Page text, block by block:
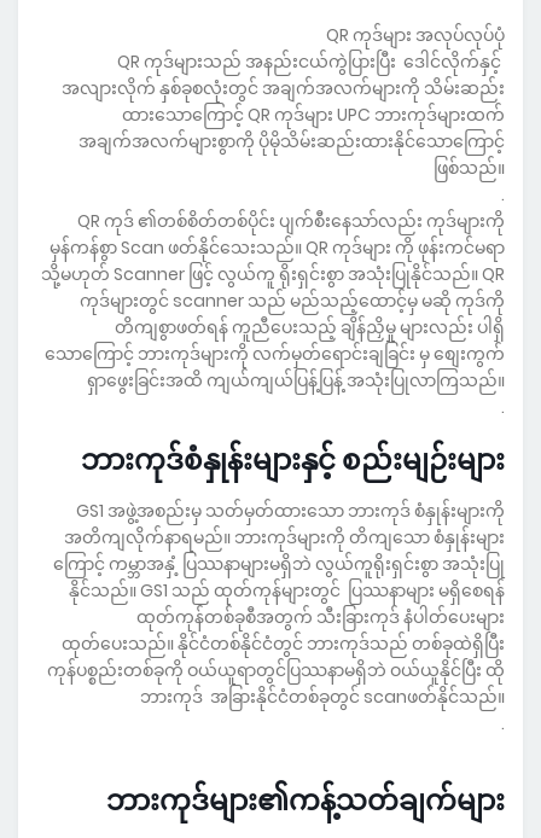
QR ကုဒ်များ အလုပ်လုပ်ပုံ
QR ကုဒ်များသည် အနည်းငယ်ကွဲပြားပြီး ဒေါင်လိုက်နှင့်
အလျားလိုက် နှစ်ခုစလုံးတွင် အချက်အလက်များကို သိမ်းဆည်း
ထားသောကြောင့် QR ကုဒ်များ UPC ဘားကုဒ်များထက်
အချက်အလက်များစွာကို ပိုမိုသိမ်းဆည်းထားနိုင်သောကြောင့်
ဖြစ်သည်။
.
QR ကုဒ် ၏တစ်စိတ်တစ်ပိုင်း ပျက်စီးနေသာ်လည်း ကုဒ်များကို
မှန်ကန်စွာ Scan ဖတ်နိုင်သေးသည်။ QR ကုဒ်များ ကို ဖုန်းကင်မရာ
သို့မဟုတ် Scanner ဖြင့် လွယ်ကူ ရိုးရှင်းစွာ အသုံးပြုနိုင်သည်။ QR
ကုဒ်များတွင် scanner သည် မည်သည့်ထောင့်မှ မဆို ကုဒ်ကို
တိကျစွာဖတ်ရန် ကူညီပေးသည့် ချိန်ညှိမှု များလည်း ပါရှိ
သောကြောင့် ဘားကုဒ်များကို လက်မှတ်ရောင်းချခြင်း မှ စျေးကွက်
ရှာဖွေးခြင်းအထိ ကျယ်ကျယ်ပြန့်ပြန့် အသုံးပြုလာကြသည်။
.
ဘားကုဒ်စံနှုန်းများနှင့် စည်းမျဉ်းများ
GS1 အဖွဲ့အစည်းမှ သတ်မှတ်ထားသော ဘားကုဒ် စံနှုန်းများကို
အတိကျလိုက်နာရမည်။ ဘားကုဒ်များကို တိကျသော စံနှုန်းများ
ကြောင့် ကမ္ဘာအနှံ့ ပြဿနာများမရှိဘဲ လွယ်ကူရိုးရှင်းစွာ အသုံးပြု
နိုင်သည်။ GS1 သည် ထုတ်ကုန်များတွင် ပြဿနာများ မရှိစေရန်
ထုတ်ကုန်တစ်ခုစီအတွက် သီးခြားကုဒ် နံပါတ်ပေးများ
ထုတ်ပေးသည်။ နိုင်ငံတစ်နိုင်ငံတွင် ဘားကုဒ်သည် တစ်ခုထဲရှိပြီး
ကုန်ပစ္စည်းတစ်ခုကို ဝယ်ယူရာတွင်ပြဿနာမရှိဘဲ ဝယ်ယူနိုင်ပြီး ထို
ဘားကုဒ် အခြားနိုင်ငံတစ်ခုတွင် scanဖတ်နိုင်သည်။
.
ဘားကုဒ်များ၏ကန့်သတ်ချက်များ